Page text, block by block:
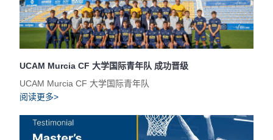
UCAM Murcia CF 大学国际青年队 成功晋级
UCAM Murcia CF 大学国际青年队
阅读更多>